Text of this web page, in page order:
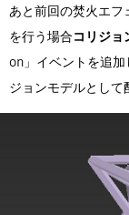
あと前回の焚火エフ
を行う場合コリジョ
on」イベントを追
ジョンモデルとして